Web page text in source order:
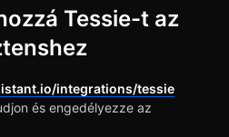
Tessie-t az
integrations/tessie
és engedélyezze az